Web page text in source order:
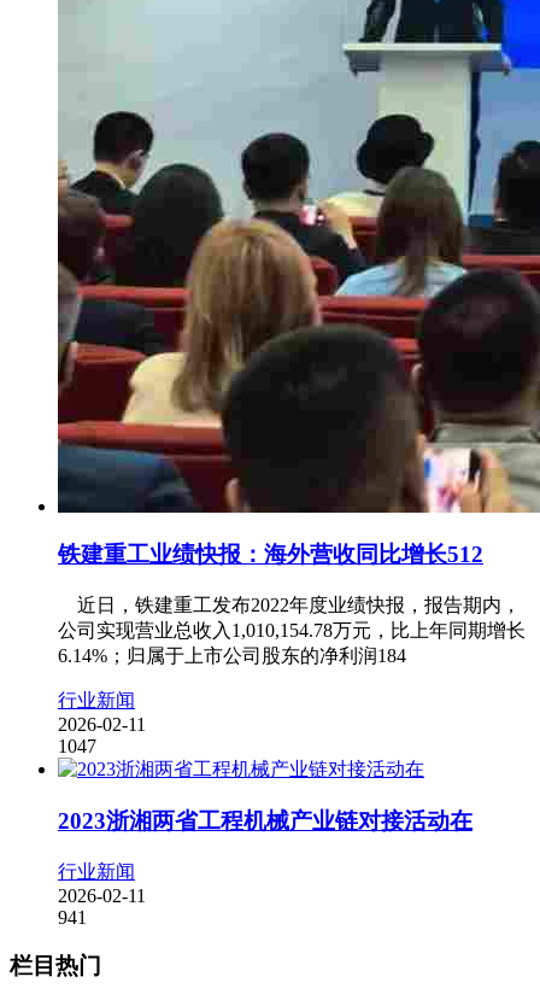
铁建重工业绩快报：海外营收同比增长512
近日，铁建重工发布2022年度业绩快报，报告期内，
公司实现营业总收入1,010,154.78万元，比上年同期增长
6.14%；归属于上市公司股东的净利润184
行业新闻
2026-02-11
1047
2023浙湘两省工程机械产业链对接活动在
行业新闻
2026-02-11
941
栏目热门